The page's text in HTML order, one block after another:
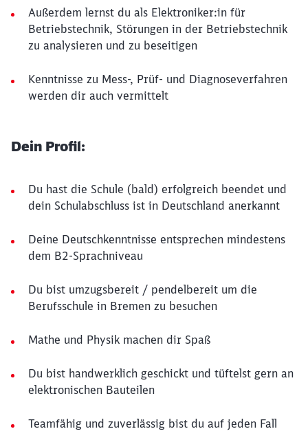
Außerdem lernst du als Elektroniker:in für
Betriebstechnik, Störungen in der Betriebstechnik
zu analysieren und zu beseitigen
Kenntnisse zu Mess-, Prüf- und Diagnoseverfahren
werden dir auch vermittelt
Dein Profil:
Du hast die Schule (bald) erfolgreich beendet und
dein Schulabschluss ist in Deutschland anerkannt
Deine Deutschkenntnisse entsprechen mindestens
dem B2-Sprachniveau
Du bist umzugsbereit / pendelbereit um die
Berufsschule in Bremen zu besuchen
Mathe und Physik machen dir Spaß
Du bist handwerklich geschickt und tüftelst gern an
elektronischen Bauteilen
Teamfähig und zuverlässig bist du auf jeden Fall